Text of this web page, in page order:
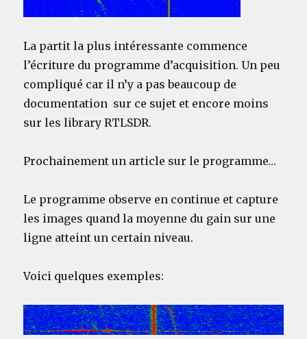
La partit la plus intéressante commence
l’écriture du programme d’acquisition. Un peu
compliqué car il n’y a pas beaucoup de
documentation sur ce sujet et encore moins
sur les library RTLSDR.
Prochainement un article sur le programme…
Le programme observe en continue et capture
les images quand la moyenne du gain sur une
ligne atteint un certain niveau.
Voici quelques exemples: